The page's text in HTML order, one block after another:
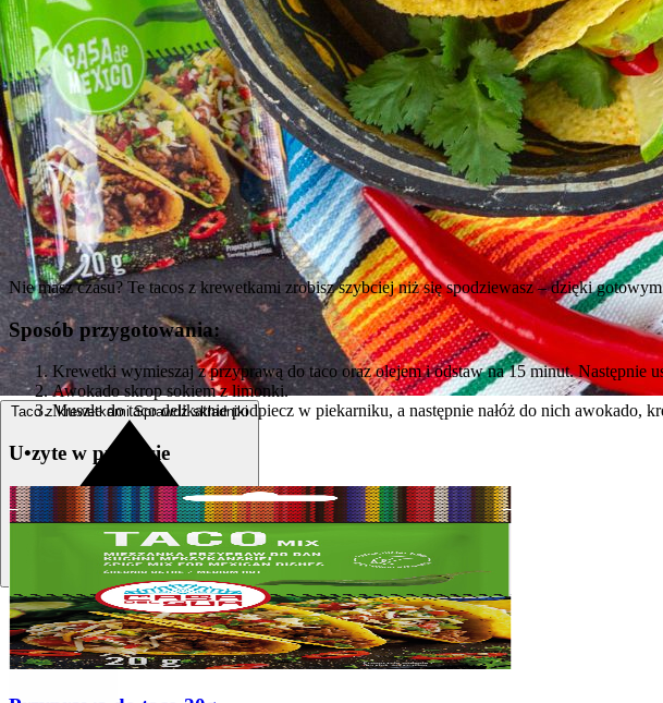
Taco z krewetkami Sprawdź składniki
Nie masz czasu? Te tacos z krewetkami zrobisz szybciej niż się spodziewasz – dzięki
Sposób przygotowania:
Krewetki wymieszaj z przyprawą do taco oraz olejem i odstaw na 15 minut. Następnie
Awokado skrop sokiem z limonki.
Muszle do taco delikatnie podpiecz w piekarniku, a następnie nałóż do nich awokado,
U•zyte w przepisie